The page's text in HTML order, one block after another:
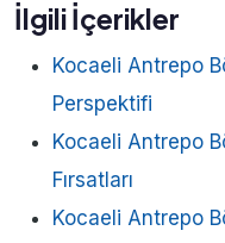
İlgili İçerikler
Kocaeli Antrepo
Perspektifi
Kocaeli Antrepo
Fırsatları
Kocaeli Antrepo